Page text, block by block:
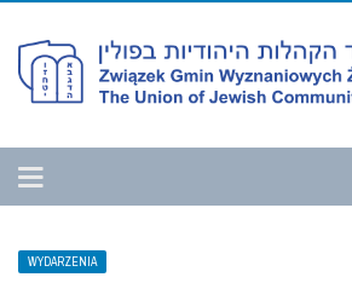
WYDARZENIA